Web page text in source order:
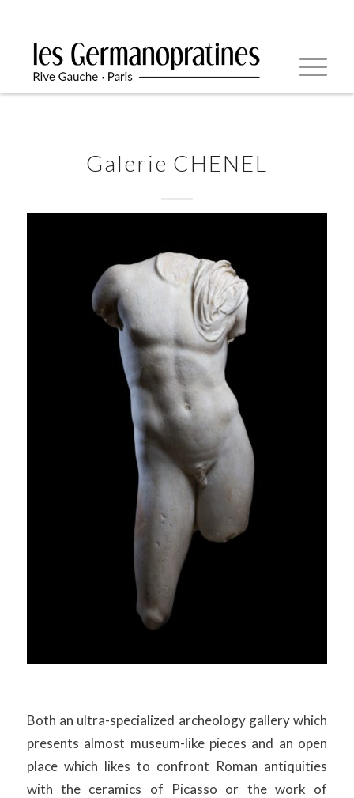
Galerie CHENEL
Both an ultra-specialized archeology gallery which
presents almost museum-like pieces and an open
place which likes to confront Roman antiquities
with the ceramics of Picasso or the work of